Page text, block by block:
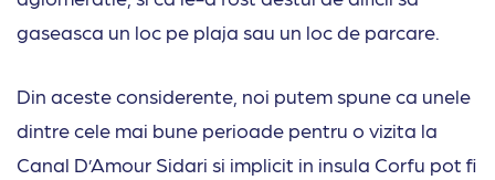
gaseasca un loc pe plaja sau un loc de parcare.
Din aceste considerente, noi putem spune ca unele
dintre cele mai bune perioade pentru o vizita la
Canal D’Amour Sidari si implicit in insula Corfu pot fi